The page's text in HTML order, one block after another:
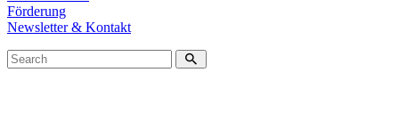
Förderung
Newsletter & Kontakt